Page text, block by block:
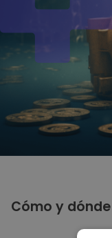
Cómo y dónde